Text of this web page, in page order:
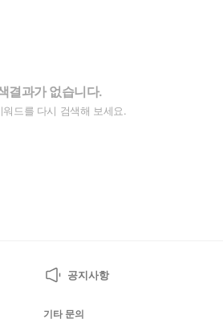
결과가 없습니다.
워드를 다시 검색해 보세요.
공지사항
기타 문의